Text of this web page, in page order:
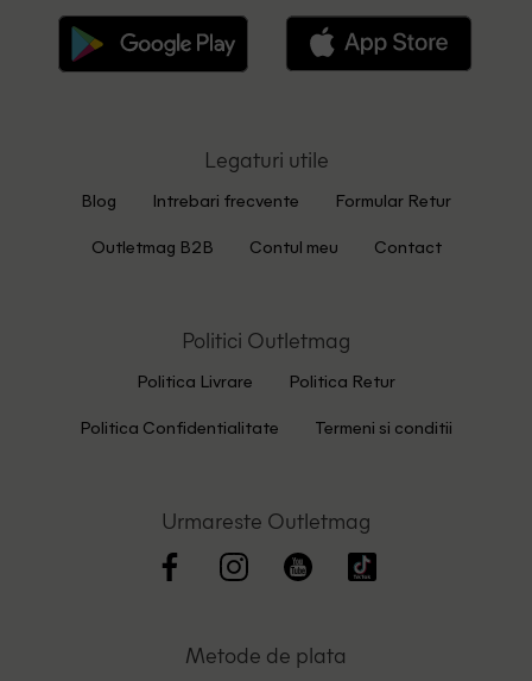
Legaturi utile
Blog Intrebari frecvente Formular Retur
Outletmag B2B Contul meu Contact
Politici Outletmag
Politica Livrare Politica Retur
Politica Confidentialitate Termeni si conditii
Urmareste Outletmag
Metode de plata